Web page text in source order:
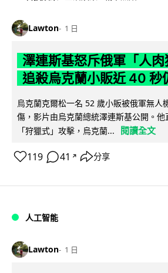
Lawton 1 日
澤連斯基怒斥俄軍「人
追殺烏克蘭小販近 40 秒
烏克蘭克爾松一名 52 歲小販被俄軍無人
傷，影片由烏克蘭總統澤連斯基公開。
「狩獵式」攻擊，烏克蘭...
閱讀全文
119 41 ↗ 分享
人工智能
Lawton 1 日